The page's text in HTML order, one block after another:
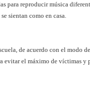
para reproducir música
sientan como en casa.
de acuerdo con el modo
evitar el máximo de víctimas y